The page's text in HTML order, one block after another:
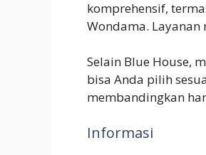
komprehensif,
Wondama.
Selain Blue House,
bisa Anda pilih
membandingkan
Informasi